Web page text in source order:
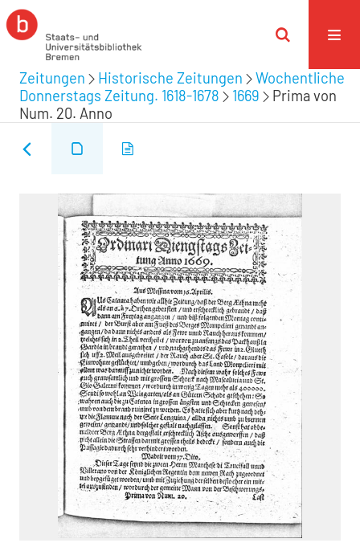
Zeitungen Historische Zeitungen
Wochentliche
Donnerstags Zeitung. 1618-1678
1669
Prima von
Num. 20. Anno